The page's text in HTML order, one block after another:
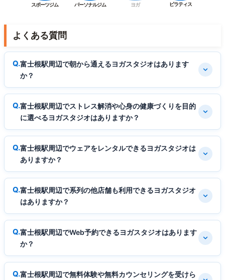
スポーツジム パーソナルジム ヨガ ピラティス
よくある質問
富士根駅周辺で朝から通えるヨガスタジオはあります
か？
富士根駅周辺でストレス解消や心身の健康づくりを目的
に選べるヨガスタジオはありますか？
富士根駅周辺でウェアをレンタルできるヨガスタジオは
ありますか？
富士根駅周辺で系列の他店舗も利用できるヨガスタジオ
はありますか？
富士根駅周辺でWeb予約できるヨガスタジオはあります
か？
富士根駅周辺で無料体験や無料カウンセリングを受けら